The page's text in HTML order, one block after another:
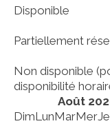
Disponible
Partiellement
Non disponible
disponibilité
Août
DimLunMarMer